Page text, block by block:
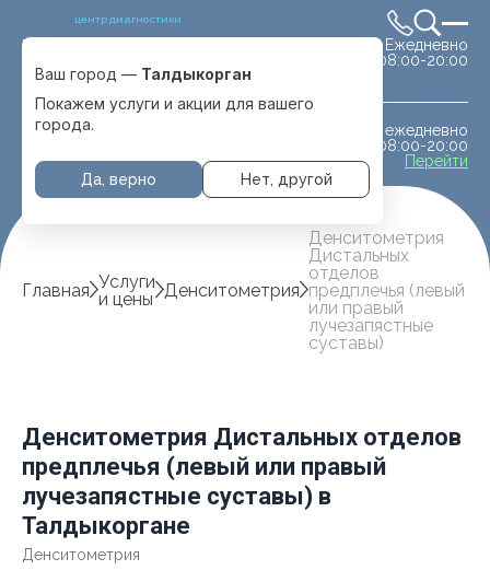
центр диагностики
Выбрать город
с. Отеген батыра
Ежедневно
08:00-20:00
ежедневно
08:00-20:00
Перейти
Ваш город — Талдыкорган
Покажем услуги и акции для вашего
города.
Да, верно Нет, другой
Главная Услуги
и цены Денситометрия
Денситометрия
Дистальных
отделов
предплечья (левый
или правый
лучезапястные
суставы)
Денситометрия Дистальных отделов
предплечья (левый или правый
лучезапястные суставы) в
Талдыкоргане
Денситометрия